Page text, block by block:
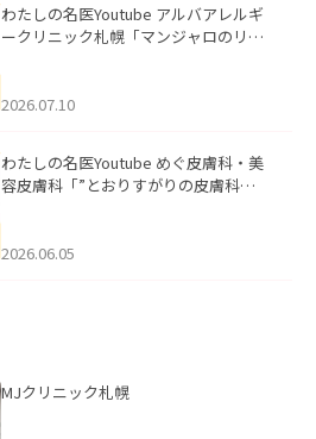
わたしの名医Youtube アルバアレルギ
ークリニック札幌「マンジャロのリア
た。
2026.07.10
わたしの名医Youtube めぐ皮膚科・美
容皮膚科「”とおりすがりの皮膚科
2026.06.05
MJクリニック札幌